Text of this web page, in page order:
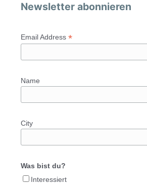
Newsletter abonnieren
Email Address *
Name
City
Was bist du?
Interessiert